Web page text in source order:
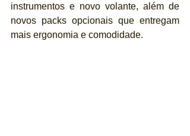
instrumentos e novo volante, além de
novos packs opcionais que entregam
mais ergonomia e comodidade.